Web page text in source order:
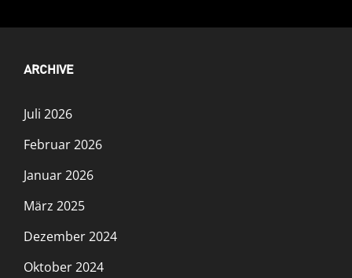
ARCHIVE
Juli 2026
Februar 2026
Januar 2026
März 2025
Dezember 2024
Oktober 2024